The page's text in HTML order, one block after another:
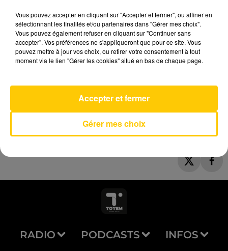
BRONSKI BEAT
AVEYRON NORD
RADIO PODCASTS INFOS
Vous pouvez accepter en cliquant sur "Accepter et fermer", ou affiner en
sélectionnant les finalités et/ou partenaires dans "Gérer mes choix".
Vous pouvez également refuser en cliquant sur "Continuer sans
accepter". Vos préférences ne s'appliqueront que pour ce site. Vous
pouvez mettre à jour vos choix, ou retirer votre consentement à tout
moment via le lien "Gérer les cookies" situé en bas de chaque page.
Gérer mes choix
Accepter et fermer